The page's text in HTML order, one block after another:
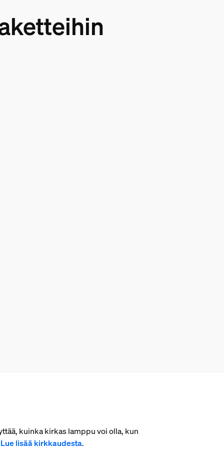
kuinka kirkas lamppu voi olla, kun
Lue lisää kirkkaudesta.